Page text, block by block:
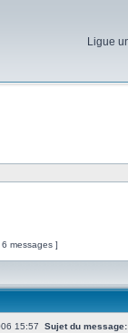
Ligue
6 messages ]
15:57 Sujet du message: